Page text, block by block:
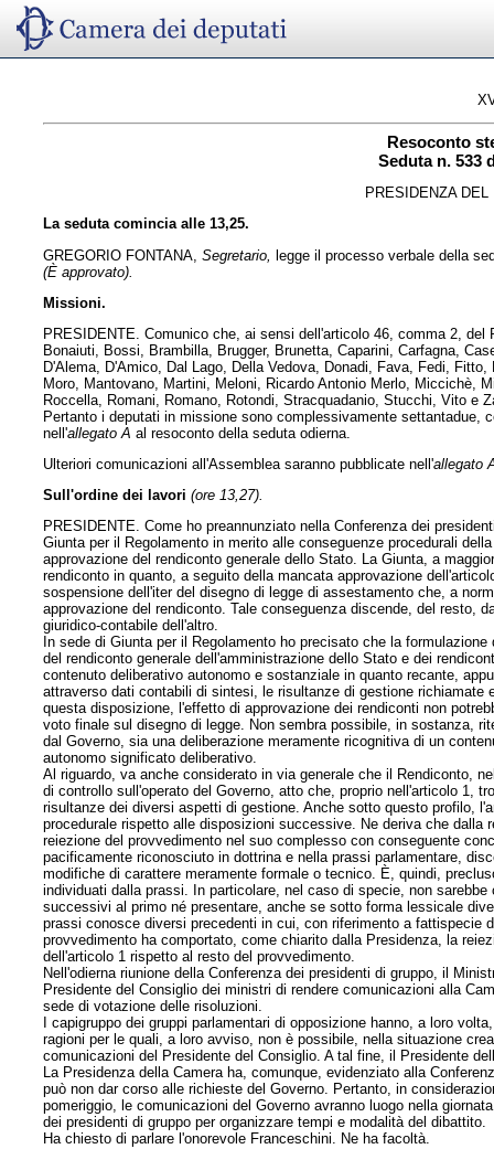
Resoconto
Seduta n. 533
PRESIDENZA
La seduta comincia alle 13,25.
GREGORIO FONTANA,Segretario, legge il processo verbale della
(È approvato).
Missioni.
PRESIDENTE. Comunico che, ai sensi dell'articolo 46, comma 2,
Bonaiuti, Bossi, Brambilla, Brugger, Brunetta, Caparini, Carfagna,
D'Alema, D'Amico, Dal Lago, Della Vedova, Donadi, Fava, Fedi,
Moro, Mantovano, Martini, Meloni, Ricardo Antonio Merlo, Miccichè,
Roccella, Romani, Romano, Rotondi, Stracquadanio, Stucchi, Vito e
Pertanto i deputati in missione sono complessivamente settantadue,
nell'allegato A al resoconto della seduta odierna.
Ulteriori comunicazioni all'Assemblea saranno pubblicate nell'allegato
Sull'ordine dei lavori (ore 13,27).
PRESIDENTE. Come ho preannunziato nella Conferenza dei
Giunta per il Regolamento in merito alle conseguenze procedurali
approvazione del rendiconto generale dello Stato. La Giunta, a
rendiconto in quanto, a seguito della mancata approvazione
sospensione dell'iter del disegno di legge di assestamento che, a
approvazione del rendiconto. Tale conseguenza discende, del resto,
giuridico-contabile dell'altro.
In sede di Giunta per il Regolamento ho precisato che la
del rendiconto generale dell'amministrazione dello Stato e dei
contenuto deliberativo autonomo e sostanziale in quanto recante,
attraverso dati contabili di sintesi, le risultanze di gestione richiamate
questa disposizione, l'effetto di approvazione dei rendiconti non
voto finale sul disegno di legge. Non sembra possibile, in sostanza,
dal Governo, sia una deliberazione meramente ricognitiva di un
autonomo significato deliberativo.
Al riguardo, va anche considerato in via generale che il Rendiconto,
di controllo sull'operato del Governo, atto che, proprio nell'articolo 1,
risultanze dei diversi aspetti di gestione. Anche sotto questo profilo,
procedurale rispetto alle disposizioni successive. Ne deriva che
reiezione del provvedimento nel suo complesso con conseguente
pacificamente riconosciuto in dottrina e nella prassi parlamentare,
modifiche di carattere meramente formale o tecnico. È, quindi,
individuati dalla prassi. In particolare, nel caso di specie, non
successivi al primo né presentare, anche se sotto forma lessicale
prassi conosce diversi precedenti in cui, con riferimento a fattispecie
provvedimento ha comportato, come chiarito dalla Presidenza, la
dell'articolo 1 rispetto al resto del provvedimento.
Nell'odierna riunione della Conferenza dei presidenti di gruppo, il
Presidente del Consiglio dei ministri di rendere comunicazioni alla
sede di votazione delle risoluzioni.
I capigruppo dei gruppi parlamentari di opposizione hanno, a loro
ragioni per le quali, a loro avviso, non è possibile, nella situazione
comunicazioni del Presidente del Consiglio. A tal fine, il Presidente
La Presidenza della Camera ha, comunque, evidenziato alla
può non dar corso alle richieste del Governo. Pertanto, in
pomeriggio, le comunicazioni del Governo avranno luogo nella
dei presidenti di gruppo per organizzare tempi e modalità del dibattito.
Ha chiesto di parlare l'onorevole Franceschini. Ne ha facoltà.